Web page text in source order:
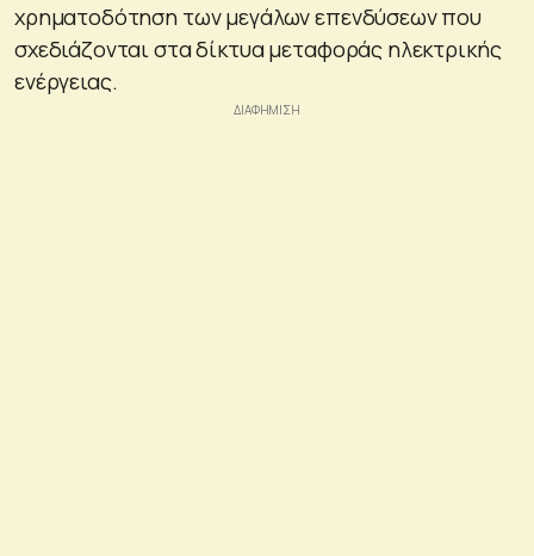
χρηματοδότηση των μεγάλων επενδύσεων που
σχεδιάζονται στα δίκτυα μεταφοράς ηλεκτρικής
ενέργειας.